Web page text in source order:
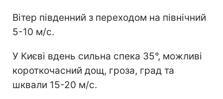
Вітер південний з переходом на північний
5-10 м/с.
У Києві вдень сильна спека 35°, можливі
короткочасний дощ, гроза, град та
шквали 15-20 м/с.